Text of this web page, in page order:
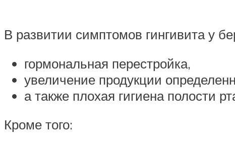
В развитии симптомов гингивита у
гормональная перестройка,
увеличение продукции
а также плохая гигиена полости
Кроме того: